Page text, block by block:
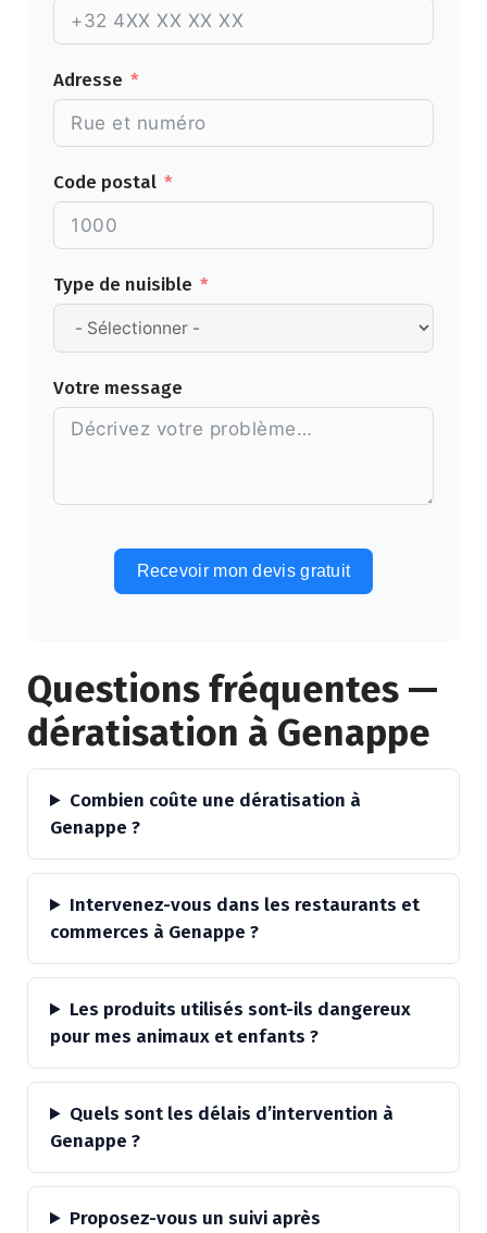
Adresse
Code postal
Type de nuisible
Votre message
Recevoir mon devis gratuit
Questions fréquentes —
dératisation à Genappe
Combien coûte une dératisation à
Genappe ?
Intervenez-vous dans les restaurants et
commerces à Genappe ?
Les produits utilisés sont-ils dangereux
pour mes animaux et enfants ?
Quels sont les délais d’intervention à
Genappe ?
Proposez-vous un suivi après